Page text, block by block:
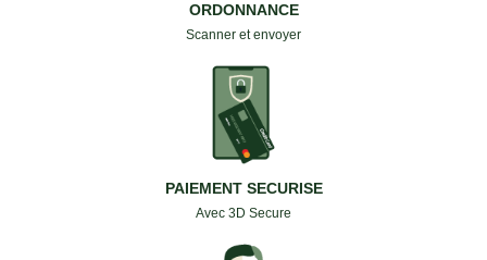
ORDONNANCE
Scanner et envoyer
PAIEMENT SECURISE
Avec 3D Secure